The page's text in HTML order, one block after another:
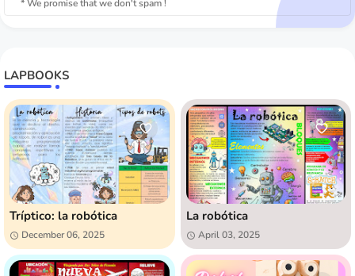
* We promise that we don't spam !
LAPBOOKS
Tríptico: la robótica
December 06, 2025
La robótica
April 03, 2025